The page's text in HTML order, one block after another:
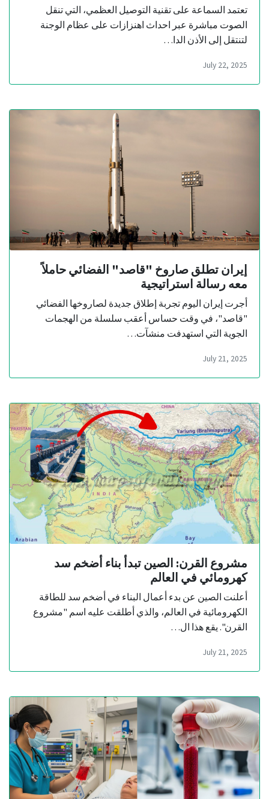
تعتمد السماعة على تقنية التوصيل العظمي، التي تنقل
الصوت مباشرة عبر احداث اهنزازات على عظام الوجنة
لتنتقل إلى الأذن الدا…
July 22, 2025
إيران تطلق صاروخ "قاصد" الفضائي حاملاً
معه رسالة استراتيجية
أجرت إيران اليوم تجربة إطلاق جديدة لصاروخها الفضائي
"قاصد"، في وقت حساس أعقب سلسلة من الهجمات
الجوية التي استهدفت منشآت…
July 21, 2025
مشروع القرن: الصين تبدأ بناء أضخم سد
كهرومائي في العالم
أعلنت الصين عن بدء أعمال البناء في أضخم سد للطاقة
الكهرومائية في العالم، والذي أطلقت عليه اسم "مشروع
القرن". يقع هذا ال…
July 21, 2025